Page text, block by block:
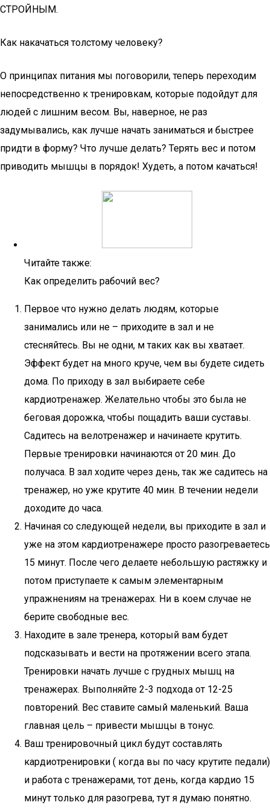
СТРОЙНЫМ.
Как накачаться толстому человеку?
О принципах питания мы поговорили, теперь переходим
непосредственно к тренировкам, которые подойдут для
людей с лишним весом. Вы, наверное, не раз
задумывались, как лучше начать заниматься и быстрее
придти в форму? Что лучше делать? Терять вес и потом
приводить мышцы в порядок! Худеть, а потом качаться!
Читайте также:
Как определить рабочий вес?
Первое что нужно делать людям, которые
занимались или не – приходите в зал и не
стесняйтесь. Вы не одни, м таких как вы хватает.
Эффект будет на много круче, чем вы будете сидеть
дома. По приходу в зал выбираете себе
кардиотренажер. Желательно чтобы это была не
беговая дорожка, чтобы пощадить ваши суставы.
Садитесь на велотренажер и начинаете крутить.
Первые тренировки начинаются от 20 мин. До
получаса. В зал ходите через день, так же садитесь на
тренажер, но уже крутите 40 мин. В течении недели
доходите до часа.
Начиная со следующей недели, вы приходите в зал и
уже на этом кардиотренажере просто разогреваетесь
15 минут. После чего делаете небольшую растяжку и
потом приступаете к самым элементарным
упражнениям на тренажерах. Ни в коем случае не
берите свободные вес.
Находите в зале тренера, который вам будет
подсказывать и вести на протяжении всего этапа.
Тренировки начать лучше с грудных мышц на
тренажерах. Выполняйте 2-3 подхода от 12-25
повторений. Вес ставите самый маленький. Ваша
главная цель – привести мышцы в тонус.
Ваш тренировочный цикл будут составлять
кардиотренировки ( когда вы по часу крутите педали)
и работа с тренажерами, тот день, когда кардио 15
минут только для разогрева, тут я думаю понятно.